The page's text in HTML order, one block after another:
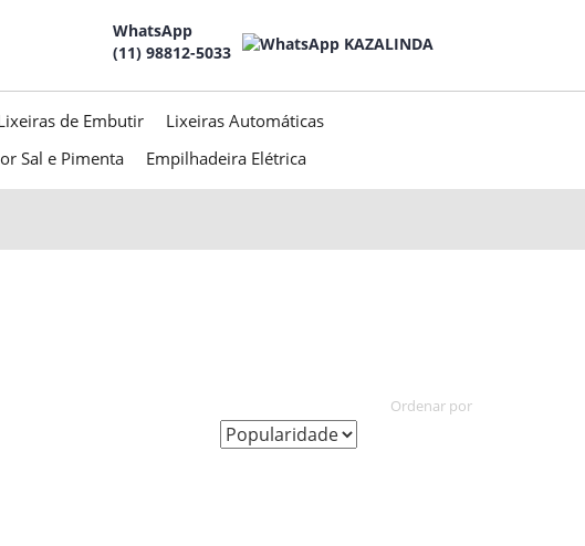
WhatsApp
(11) 98812-5033
de Embutir
Lixeiras Automáticas
Sal e Pimenta Empilhadeira Elétrica